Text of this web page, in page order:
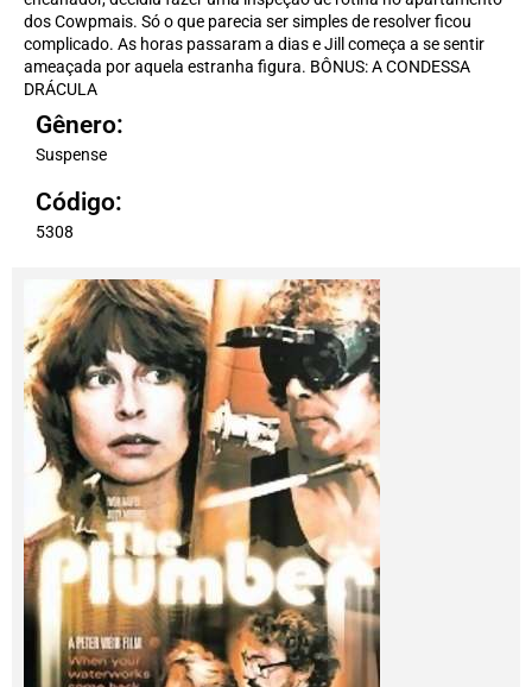
dos Cowpmais. Só o que parecia ser simples de resolver ficou
complicado. As horas passaram a dias e Jill começa a se sentir
ameaçada por aquela estranha figura. BÔNUS: A CONDESSA
DRÁCULA
Gênero:
Suspense
Código:
5308